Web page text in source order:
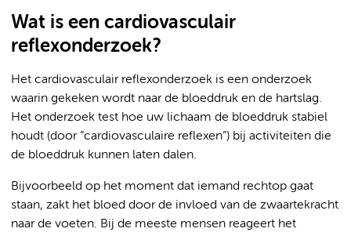
Wat is een cardiovasculair
reflexonderzoek?
Het cardiovasculair reflexonderzoek is een onderzoek
waarin gekeken wordt naar de bloeddruk en de hartslag.
Het onderzoek test hoe uw lichaam de bloeddruk stabiel
houdt (door “cardiovasculaire reflexen”) bij activiteiten die
de bloeddruk kunnen laten dalen.
Bijvoorbeeld op het moment dat iemand rechtop gaat
staan, zakt het bloed door de invloed van de zwaartekracht
naar de voeten. Bij de meeste mensen reageert het